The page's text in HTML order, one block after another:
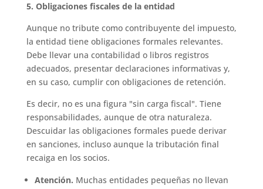
5. Obligaciones fiscales de la entidad
Aunque no tribute como contribuyente del impuesto,
la entidad tiene obligaciones formales relevantes.
Debe llevar una contabilidad o libros registros
adecuados, presentar declaraciones informativas y,
en su caso, cumplir con obligaciones de retención.
Es decir, no es una figura "sin carga fiscal". Tiene
responsabilidades, aunque de otra naturaleza.
Descuidar las obligaciones formales puede derivar
en sanciones, incluso aunque la tributación final
recaiga en los socios.
Atención. Muchas entidades pequeñas no llevan